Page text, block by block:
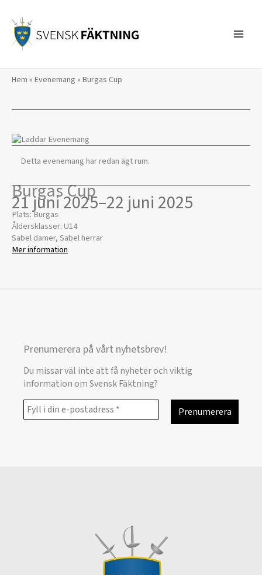
innehåll
Hem » Evenemang » Burgas Cup
Detta evenemang har redan ägt rum.
Burgas Cup
21 juni 2025–22 juni 2025
Plats: Burgas
Åldersklasser: U14
Sabel damer, Sabel herrar
Mer information
Prenumerera på vårt nyhetsbrev!
Du missar väl inte att få nyheter och viktig
information om Svensk Fäktning?